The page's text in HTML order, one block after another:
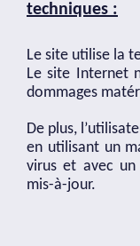
techniques :
Le site utilise la
Le site Internet
dommages
De plus,
en utilisant un
virus et avec un
mis-à-jour.